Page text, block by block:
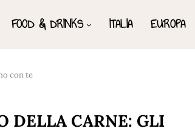
FOOD & DRINKS ITALIA EUROPA
con te
DELLA CARNE: GLI